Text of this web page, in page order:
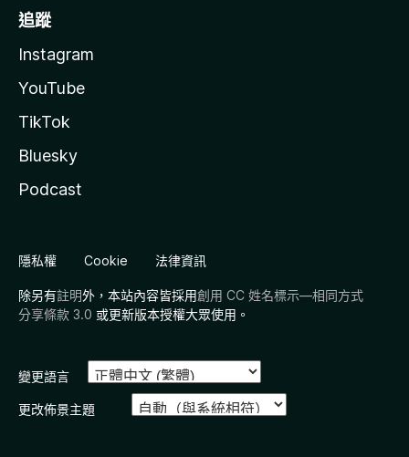
追蹤
Instagram
YouTube
TikTok
Bluesky
Podcast
隱私權 Cookie 法律資訊
除另有註明外，本站內容皆採用創用 CC 姓名標示—相同方式
分享條款 3.0 或更新版本授權大眾使用。
變更語言
更改佈景主題